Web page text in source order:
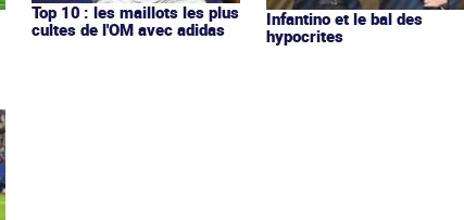
Top 10 : les maillots les plus
cultes de l'OM avec adidas
Infantino et le bal des
hypocrites